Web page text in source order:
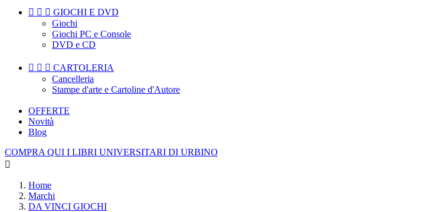
   GIOCHI E DVD
Giochi
Giochi PC e Console
DVD e CD
   CARTOLERIA
Cancelleria
Stampe d'arte e Cartoline d'Autore
OFFERTE
Novità
Blog
COMPRA QUI I LIBRI UNIVERSITARI DI URBINO

Home
Marchi
DA VINCI GIOCHI